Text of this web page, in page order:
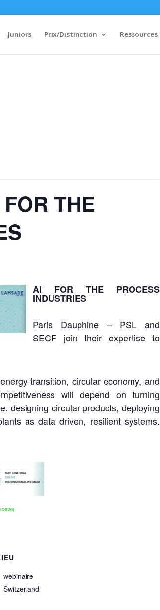
Juniors Prix/Distinction Ressources
THE
AI FOR THE PROCESS
INDUSTRIES
Paris Dauphine – PSL and
SECF join their expertise to
transition, circular economy, and
will depend on turning
designing circular products, deploying
as data driven, resilient systems.
webinaire
Switzerland